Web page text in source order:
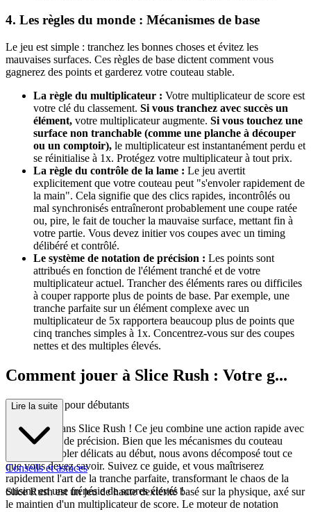
4. Les règles du monde : Mécanismes de base
Le jeu est simple : tranchez les bonnes choses et évitez les
mauvaises surfaces. Ces règles de base dictent comment vous
gagnerez des points et garderez votre couteau stable.
La règle du multiplicateur : Votre multiplicateur de score est
votre clé du classement. Si vous tranchez avec succès un
élément, votre multiplicateur augmente. Si vous touchez une
surface non tranchable (comme une planche à découper
ou un comptoir), le multiplicateur est instantanément perdu et
se réinitialise à 1x. Protégez votre multiplicateur à tout prix.
La règle du contrôle de la lame : Le jeu avertit
explicitement que votre couteau peut "s'envoler rapidement de
la main". Cela signifie que des clics rapides, incontrôlés ou
mal synchronisés entraîneront probablement une coupe ratée
ou, pire, le fait de toucher la mauvaise surface, mettant fin à
votre partie. Vous devez initier vos coupes avec un timing
délibéré et contrôlé.
Le système de notation de précision : Les points sont
attribués en fonction de l'élément tranché et de votre
multiplicateur actuel. Trancher des éléments rares ou difficiles
à couper rapporte plus de points de base. Par exemple, une
tranche parfaite sur un élément complexe avec un
multiplicateur de 5x rapportera beaucoup plus de points que
cinq tranches simples à 1x. Concentrez-vous sur des coupes
nettes et des multiples élevés.
Comment jouer à Slice Rush : Votre g...
uide complet pour débutants
Bienvenue dans Slice Rush ! Ce jeu combine une action rapide avec
une découpe de précision. Bien que les mécanismes du couteau
puissent sembler délicats au début, nous avons décomposé tout ce
que vous devez savoir. Suivez ce guide, et vous maîtriserez
rapidement l'art de la tranche parfaite, transformant le chaos de la
cuisine en une frénésie de scores élevés !
Lire la suite
Conseils et astuces
Slice Rush est un jeu de haute dextérité basé sur la physique, axé sur
le maintien d'un multiplicateur de score. Le moteur de notation